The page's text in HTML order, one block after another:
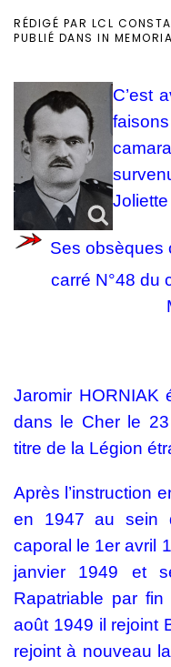
RÉDIGÉ PAR LCL
PUBLIÉ DANS IN
C’est
Ses obsèques
carré N°48 du
Jaromir HORNIAK
dans le Cher le
titre de la Légion
Après l’instruction
en 1947 au sein
caporal le 1er avril
janvier 1949 et
Rapatriable par
août 1949 il rejoint
rejoint à nouveau